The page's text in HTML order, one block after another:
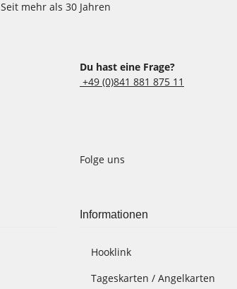
Seit mehr als 30 Jahren
Du hast eine Frage?
+49 (0)841 881 875 11
Folge uns
Informationen
Hooklink
Tageskarten / Angelkarten